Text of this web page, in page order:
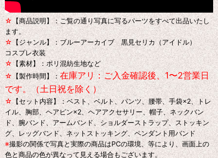
☆【商品説明】：ご覧の通り写真に写るパーツをすべて出品いたし
ます。
☆【ジャンル】：ブルーアーカイブ 黒見セリカ（アイドル）
コスプレ衣装
☆【素材】：ポリ混紡生地など
☆【製作時間】：在庫アリ：ご入金確認後、1〜2営業日
です。（土日祝を除く）
☆【セット内容】：ベスト、ベルト、パンツ、腰帯、手袋×2、トレ
イル、胸部、ヘアピン×2、ヘアアクセサリー、帽子、ネックバン
ド、腕バンド、アームバンド、ショルダーストラップ、ストッキン
グ、レッグバンド、ネットストッキング、ペンダント用バンド
※撮影の関係で写真と実際の商品はPCの環境、等により、画面上の
色と商品の色が異なって見える場合もございます。